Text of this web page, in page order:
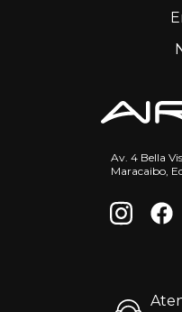
Av. 4 Bella
Maracaibo,